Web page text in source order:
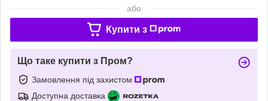
або
Купити з
Що таке купити з Пром?
Замовлення під захистом
Доступна доставка